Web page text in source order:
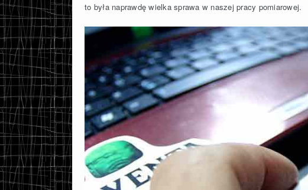
to była naprawdę wielka sprawa w naszej pracy pomiarowej.